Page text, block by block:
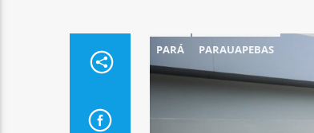
PARÁ PARAUAPEBAS